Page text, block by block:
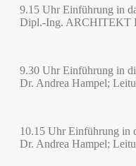
9.15 Uhr Einführung in
Dipl.-Ing. ARCHITEKT
9.30 Uhr Einführung in
Dr. Andrea Hampel;
10.15 Uhr Einführung in
Dr. Andrea Hampel;